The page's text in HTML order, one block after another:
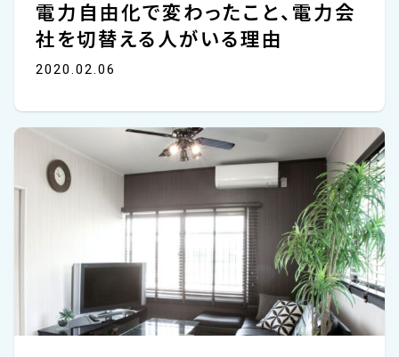
電力自由化で変わったこと、電力会
社を切替える人がいる理由
2020.02.06